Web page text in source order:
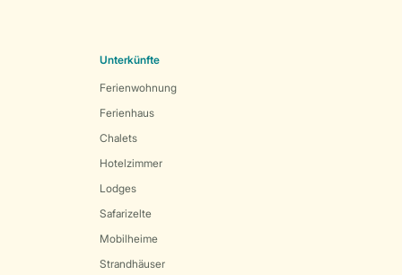
Unterkünfte
Ferienwohnung
Ferienhaus
Chalets
Hotelzimmer
Lodges
Safarizelte
Mobilheime
Strandhäuser